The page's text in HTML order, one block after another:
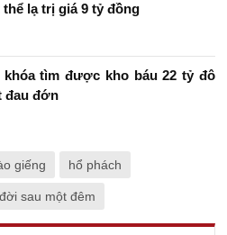
lạ trị giá 9 tỷ đồng
tìm được kho báu 22 tỷ đô
đau đớn
giếng hổ phách
sau một đêm